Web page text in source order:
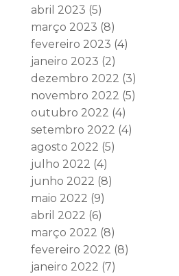
abril 2023 (5)
março 2023 (8)
fevereiro 2023 (4)
janeiro 2023 (2)
dezembro 2022 (3)
novembro 2022 (5)
outubro 2022 (4)
setembro 2022 (4)
agosto 2022 (5)
julho 2022 (4)
junho 2022 (8)
maio 2022 (9)
abril 2022 (6)
março 2022 (8)
fevereiro 2022 (8)
janeiro 2022 (7)